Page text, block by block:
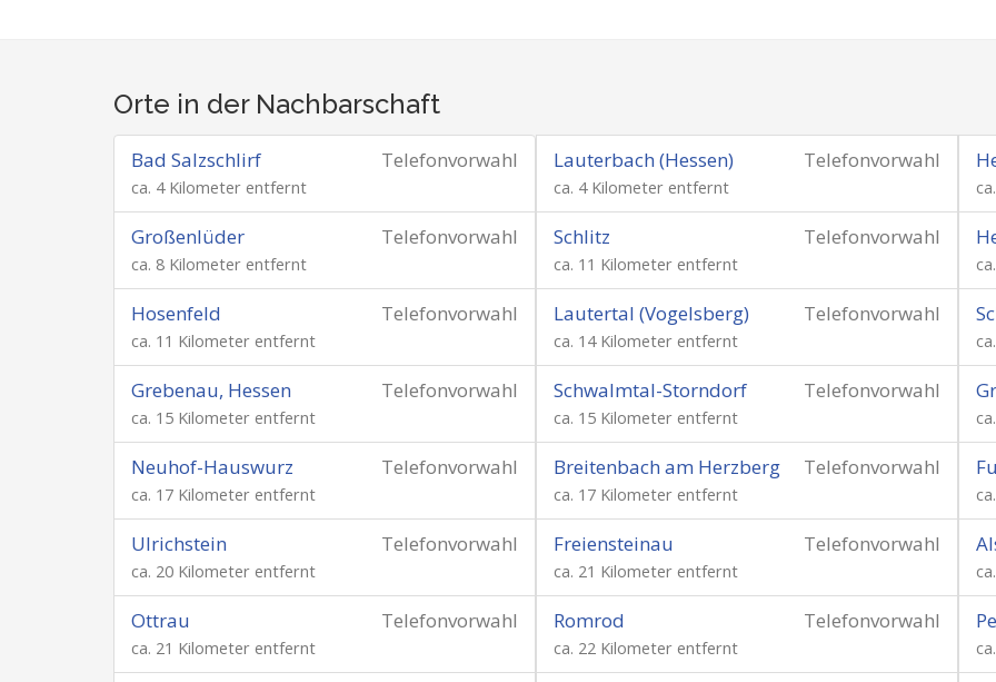
Orte in der Nachbarschaft
Telefonvorwahl
Bad Salzschlirf
ca. 4 Kilometer entfernt
Telefonvorwahl
Lauterbach (Hessen)
ca. 4 Kilometer entfernt
Telefonvorwahl
Großenlüder
ca. 8 Kilometer entfernt
Telefonvorwahl
Schlitz
ca. 11 Kilometer entfernt
Telefonvorwahl
Hosenfeld
ca. 11 Kilometer entfernt
Telefonvorwahl
Lautertal (Vogelsberg)
ca. 14 Kilometer entfernt
Telefonvorwahl
Grebenau, Hessen
ca. 15 Kilometer entfernt
Telefonvorwahl
Schwalmtal-Storndorf
ca. 15 Kilometer entfernt
Telefonvorwahl
Neuhof-Hauswurz
ca. 17 Kilometer entfernt
Telefonvorwahl
Breitenbach am Herzberg
ca. 17 Kilometer entfernt
Telefonvorwahl
Ulrichstein
ca. 20 Kilometer entfernt
Telefonvorwahl
Freiensteinau
ca. 21 Kilometer entfernt
Telefonvorwahl
Ottrau
ca. 21 Kilometer entfernt
Telefonvorwahl
Romrod
ca. 22 Kilometer entfernt